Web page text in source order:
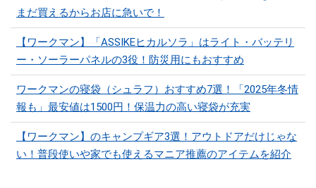
まだ買えるからお店に急いで！
【ワークマン】「ASSIKEヒカルソラ」はライト・バッテリ
ー・ソーラーパネルの3役！防災用にもおすすめ
ワークマンの寝袋（シュラフ）おすすめ7選！「2025年冬情
報も」最安値は1500円！保温力の高い寝袋が充実
【ワークマン】のキャンプギア3選！アウトドアだけじゃな
い！普段使いや家でも使えるマニア推薦のアイテムを紹介